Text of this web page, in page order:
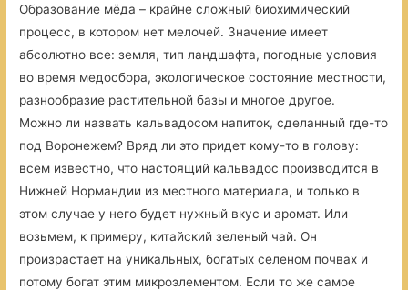
Образование мёда – крайне сложный биохимический
процесс, в котором нет мелочей. Значение имеет
абсолютно все: земля, тип ландшафта, погодные условия
во время медосбора, экологическое состояние местности,
разнообразие растительной базы и многое другое.
Можно ли назвать кальвадосом напиток, сделанный где-то
под Воронежем? Вряд ли это придет кому-то в голову:
всем известно, что настоящий кальвадос производится в
Нижней Нормандии из местного материала, и только в
этом случае у него будет нужный вкус и аромат. Или
возьмем, к примеру, китайский зеленый чай. Он
произрастает на уникальных, богатых селеном почвах и
потому богат этим микроэлементом. Если то же самое